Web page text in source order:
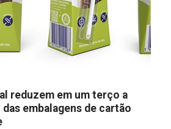
reduzem em um terço a
embalagens de cartão